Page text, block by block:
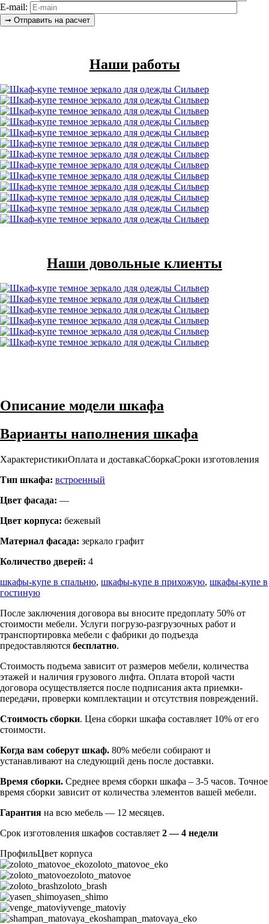
E-mail:
Наши работы
Наши довольные клиенты
Описание модели шкафа
Варианты наполнения шкафа
ХарактеристикиОплата и доставкаСборкаСроки изготовления
Тип шкафа: встроенный
Цвет фасада: —
Цвет корпуса: бежевый
Материал фасада: зеркало графит
Количество дверей: 4
шкафы-купе в спальню, шкафы-купе в прихожую, шкафы-купе в
гостиную
После заключения договора вы вносите предоплату 50% от
стоимости мебели. Услуги погрузо-разгрузочных работ и
транспортировка мебели с фабрики до подъезда
предоставляются бесплатно.
Стоимость подъема зависит от размеров мебели, количества
этажей и наличия грузового лифта. Оплата второй части
договора осуществляется после подписания акта приемки-
передачи, проверки комплектации и отсутствия повреждений.
Стоимость сборки. Цена сборки шкафа составляет 10% от его
стоимости.
Когда вам соберут шкаф. 80% мебели собирают и
устанавливают на следующий день после доставки.
Время сборки. Среднее время сборки шкафа – 3-5 часов. Точное
время сборки зависит от количества элементов вашей мебели.
Гарантия на всю мебель — 12 месяцев.
Срок изготовления шкафов составляет 2 — 4 недели
ПрофильЦвет корпуса
zoloto_matovoe_eko
zoloto_matovoe
zoloto_brash
yasen_shimo
venge_matoviy
shampan_matovaya_eko